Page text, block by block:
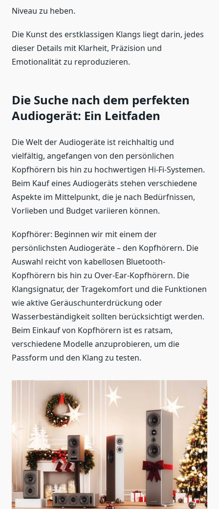
Niveau zu heben.
Die Kunst des erstklassigen Klangs liegt darin, jedes
dieser Details mit Klarheit, Präzision und
Emotionalität zu reproduzieren.
Die Suche nach dem perfekten
Audiogerät: Ein Leitfaden
Die Welt der Audiogeräte ist reichhaltig und
vielfältig, angefangen von den persönlichen
Kopfhörern bis hin zu hochwertigen Hi-Fi-Systemen.
Beim Kauf eines Audiogeräts stehen verschiedene
Aspekte im Mittelpunkt, die je nach Bedürfnissen,
Vorlieben und Budget variieren können.
Kopfhörer: Beginnen wir mit einem der
persönlichsten Audiogeräte – den Kopfhörern. Die
Auswahl reicht von kabellosen Bluetooth-
Kopfhörern bis hin zu Over-Ear-Kopfhörern. Die
Klangsignatur, der Tragekomfort und die Funktionen
wie aktive Geräuschunterdrückung oder
Wasserbeständigkeit sollten berücksichtigt werden.
Beim Einkauf von Kopfhörern ist es ratsam,
verschiedene Modelle anzuprobieren, um die
Passform und den Klang zu testen.